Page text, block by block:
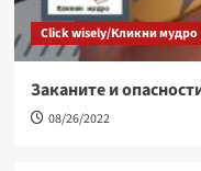
Click wisely/Кликни мудро
Заканите и
08/26/2022